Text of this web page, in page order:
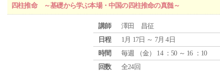
四柱推命 ～基礎から学ぶ本場・中国の四柱推命の真髄～
講師
澤田 昌征
日程
1月 17日 ～ 7月 4日
時間
毎週 （金） 14 ：50 ～ 16 ：10
回数
全24回